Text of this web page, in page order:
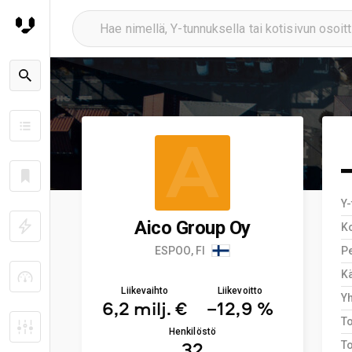
A
Aico Group Oy
ESPOO, FI
Liikevaihto
6,2 milj. €
Liikevoitto
−12,9 %
Henkilöstö